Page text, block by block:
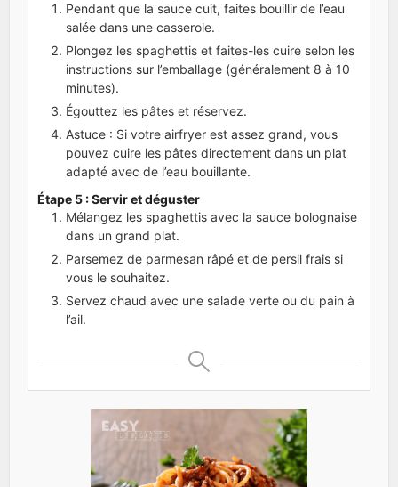
Pendant que la sauce cuit, faites bouillir de l’eau
salée dans une casserole.
Plongez les spaghettis et faites-les cuire selon les
instructions sur l’emballage (généralement 8 à 10
minutes).
Égouttez les pâtes et réservez.
Astuce : Si votre airfryer est assez grand, vous
pouvez cuire les pâtes directement dans un plat
adapté avec de l’eau bouillante.
Étape 5 : Servir et déguster
Mélangez les spaghettis avec la sauce bolognaise
dans un grand plat.
Parsemez de parmesan râpé et de persil frais si
vous le souhaitez.
Servez chaud avec une salade verte ou du pain à
l’ail.